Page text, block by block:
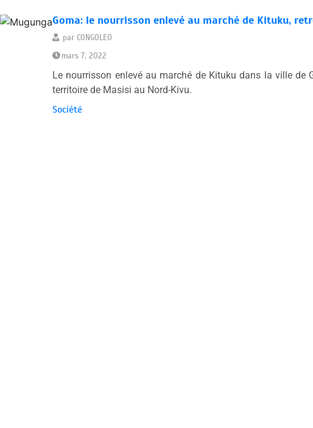
Goma: le nourrisson enlevé au marché de Kituku,
par CONGOLEO
mars 7, 2022
Le nourrisson enlevé au marché de Kituku dans la ville de
territoire de Masisi au Nord-Kivu.
Société